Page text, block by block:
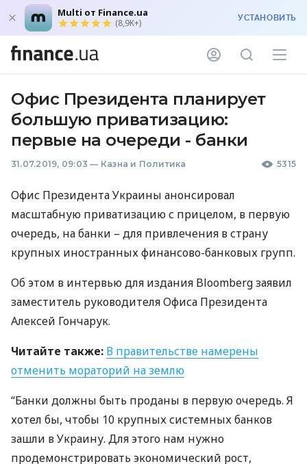
Multi от Finance.ua
(8,9K+) УСТАНОВИТЬ
Офис Президента планирует
большую приватизацию:
первые на очереди - банки
31.07.2019, 09:03 — Казна и Политика 5315
Офис Президента Украины анонсировал
масштабную приватизацию с прицелом, в первую
очередь, на банки – для привлечения в страну
крупных иностранных финансово-банковых групп.
Об этом в интервью для издания Bloomberg заявил
заместитель руководителя Офиса Президента
Алексей Гончарук.
Читайте также: В правительстве намерены
отменить мораторий на землю
“Банки должны быть проданы в первую очередь. Я
хотел бы, чтобы 10 крупных системных банков
зашли в Украину. Для этого нам нужно
продемонстрировать экономический рост,